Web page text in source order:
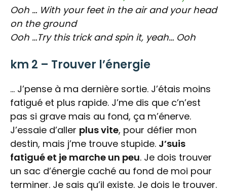
Ooh … With your feet in the air and your head
on the ground
Ooh …Try this trick and spin it, yeah… Ooh
km 2 – Trouver l’énergie
… J’pense à ma dernière sortie. J’étais moins
fatigué et plus rapide. J’me dis que c’n’est
pas si grave mais au fond, ça m’énerve.
J’essaie d’aller plus vite, pour défier mon
destin, mais j’me trouve stupide. J’suis
fatigué et je marche un peu. Je dois trouver
un sac d’énergie caché au fond de moi pour
terminer. Je sais qu’il existe. Je dois le trouver.